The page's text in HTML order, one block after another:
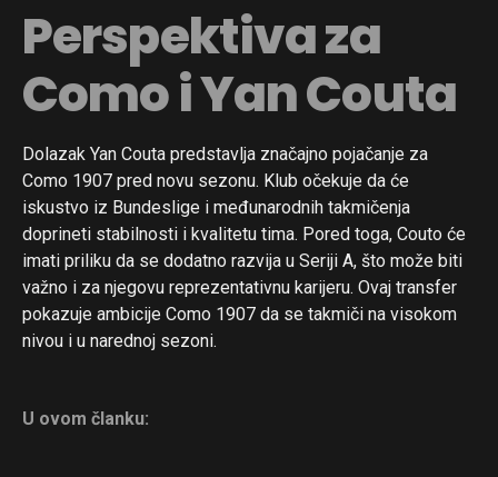
Perspektiva za
Como i Yan Couta
Dolazak Yan Couta predstavlja značajno pojačanje za
Como 1907 pred novu sezonu. Klub očekuje da će
iskustvo iz Bundeslige i međunarodnih takmičenja
doprineti stabilnosti i kvalitetu tima. Pored toga, Couto će
imati priliku da se dodatno razvija u Seriji A, što može biti
važno i za njegovu reprezentativnu karijeru. Ovaj transfer
pokazuje ambicije Como 1907 da se takmiči na visokom
nivou i u narednoj sezoni.
U ovom članku: